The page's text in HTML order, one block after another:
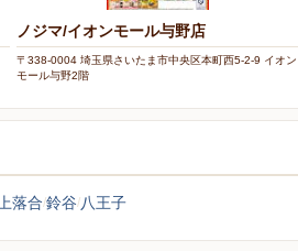
ノジマ/イオンモール与野店
〒338-0004 埼玉県さいたま市中央区本町西5-2-9 イオン
モール与野2階
上落合 鈴谷 八王子